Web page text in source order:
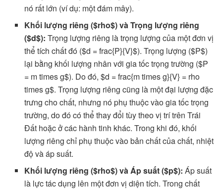
nó rất lớn (ví dụ: một đám mây).
Khối lượng riêng ($rho$) và Trọng lượng riêng
($d$): Trọng lượng riêng là trọng lượng của một đơn vị
thể tích chất đó ($d = frac{P}{V}$). Trọng lượng ($P$)
lại bằng khối lượng nhân với gia tốc trọng trường ($P
= m times g$). Do đó, $d = frac{m times g}{V} = rho
times g$. Trọng lượng riêng cũng là một đại lượng đặc
trưng cho chất, nhưng nó phụ thuộc vào gia tốc trọng
trường, do đó có thể thay đổi tùy theo vị trí trên Trái
Đất hoặc ở các hành tinh khác. Trong khi đó, khối
lượng riêng chỉ phụ thuộc vào bản chất của chất, nhiệt
độ và áp suất.
Khối lượng riêng ($rho$) và Áp suất ($p$): Áp suất
là lực tác dụng lên một đơn vị diện tích. Trong chất